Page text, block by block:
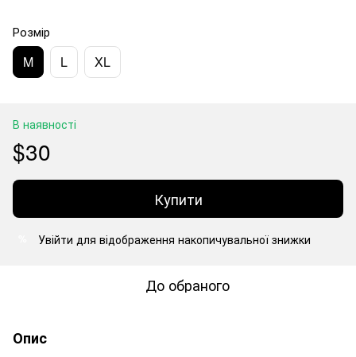
Розмір
M L XL
В наявності
$30
Купити
Увійти для відображення накопичувальної знижки
До обраного
Опис